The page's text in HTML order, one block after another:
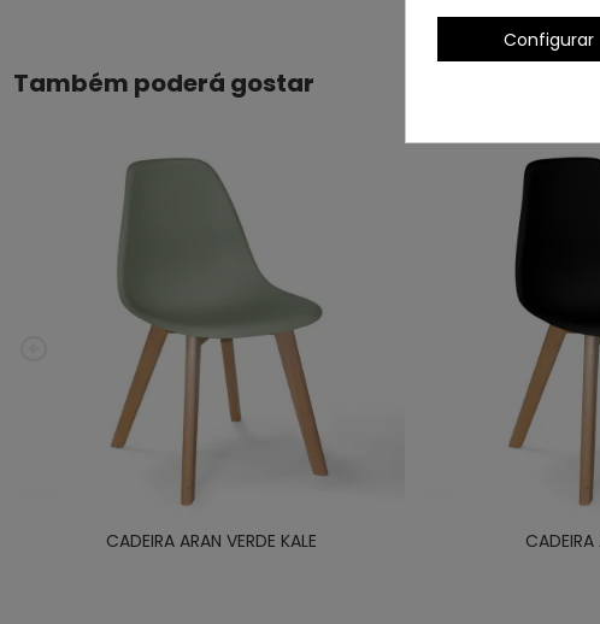
Também poderá gostar
CADEIRA ARAN VERDE KALE CADEIRA
Configurar